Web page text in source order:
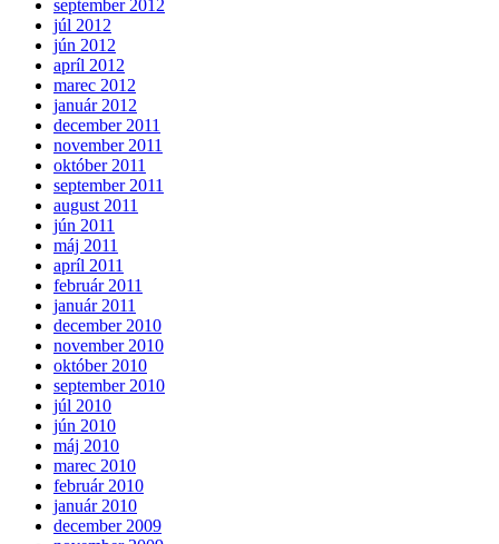
september 2012
júl 2012
jún 2012
apríl 2012
marec 2012
január 2012
december 2011
november 2011
október 2011
september 2011
august 2011
jún 2011
máj 2011
apríl 2011
február 2011
január 2011
december 2010
november 2010
október 2010
september 2010
júl 2010
jún 2010
máj 2010
marec 2010
február 2010
január 2010
december 2009